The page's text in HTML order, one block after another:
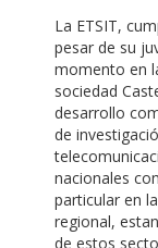
La ETSIT,
pesar de su
momento en
sociedad
desarrollo
de
nacionales
particular en
regional,
de estos